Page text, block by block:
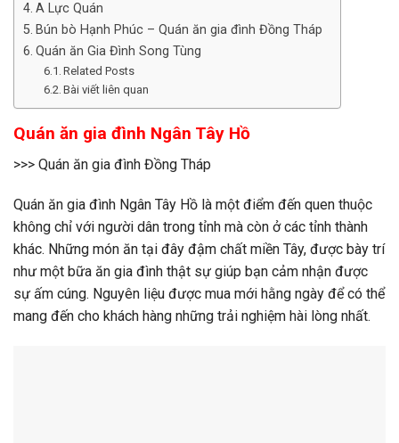
A Lực Quán
Bún bò Hạnh Phúc – Quán ăn gia đình Đồng Tháp
Quán ăn Gia Đình Song Tùng
Related Posts
Bài viết liên quan
Quán ăn gia đình Ngân Tây Hồ
>>> Quán ăn gia đình Đồng Tháp
Quán ăn gia đình Ngân Tây Hồ là một điểm đến quen thuộc
không chỉ với người dân trong tỉnh mà còn ở các tỉnh thành
khác. Những món ăn tại đây đậm chất miền Tây, được bày trí
như một bữa ăn gia đình thật sự giúp bạn cảm nhận được
sự ấm cúng. Nguyên liệu được mua mới hằng ngày để có thể
mang đến cho khách hàng những trải nghiệm hài lòng nhất.